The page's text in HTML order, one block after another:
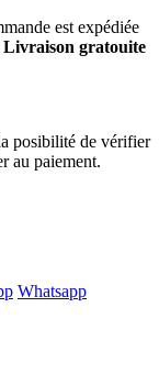
est expédiée
Livraison gratouite
posibilité de vérifier
au paiement.
Whatsapp